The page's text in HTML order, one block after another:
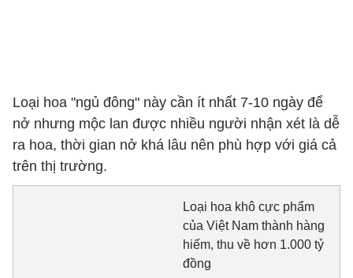
Loại hoa "ngủ đông" này cần ít nhất 7-10 ngày để
nở nhưng mộc lan được nhiều người nhận xét là dễ
ra hoa, thời gian nở khá lâu nên phù hợp với giá cả
trên thị trường.
Loại hoa khô cực phẩm
của Việt Nam thành hàng
hiếm, thu về hơn 1.000 tỷ
đồng